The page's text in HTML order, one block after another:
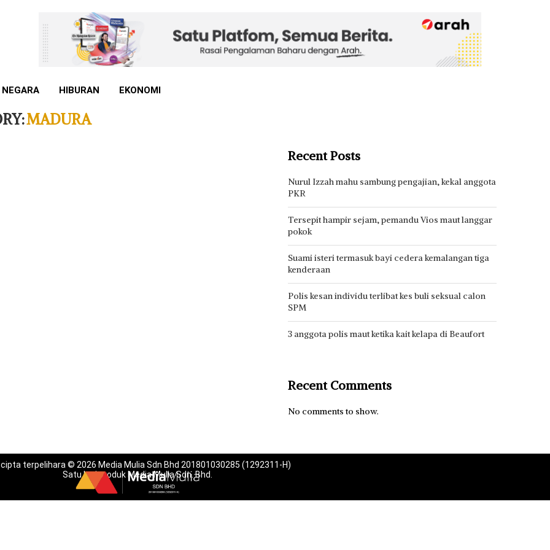
HIBURAN EKONOMI
MADURA
Recent Posts
Nurul Izzah mahu sambung pengajian, kekal anggota
PKR
Tersepit hampir sejam, pemandu Vios maut langgar
pokok
Suami isteri termasuk bayi cedera kemalangan tiga
kenderaan
Polis kesan individu terlibat kes buli seksual calon
SPM
3 anggota polis maut ketika kait kelapa di Beaufort
Recent Comments
No comments to show.
cipta terpelihara © 2026 Media Mulia Sdn Bhd 201801030285 (1292311-H)
Satu lagi produk Media Mulia Sdn. Bhd.